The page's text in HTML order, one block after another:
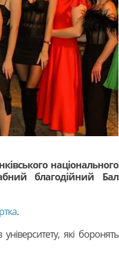
національного
благодійний Бал
.
які боронять